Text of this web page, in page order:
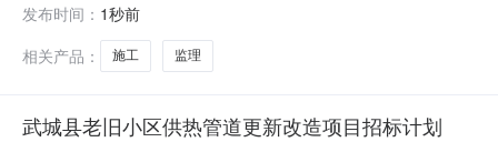
平、公正、科学和可操作性，现对《新巴尔虎右旗公益
公示的文件包括（但不限于）：1.招标公告
发布时间： 1秒前
相关产品：
施工 监理
武城县老旧小区供热管道更新改造项目招标计划